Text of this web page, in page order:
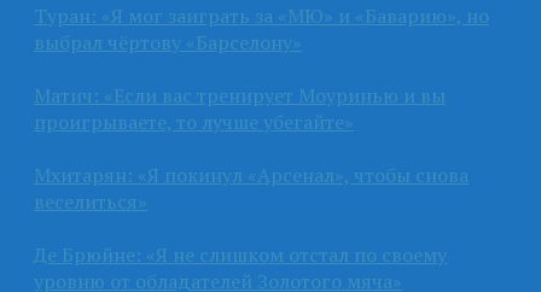
Туран: «Я мог заиграть за «МЮ» и «Баварию», но
выбрал чёртову «Барселону»
Матич: «Если вас тренирует Моуринью и вы
проигрываете, то лучше убегайте»
Мхитарян: «Я покинул «Арсенал», чтобы снова
веселиться»
Де Брюйне: «Я не слишком отстал по своему
уровню от обладателей Золотого мяча»